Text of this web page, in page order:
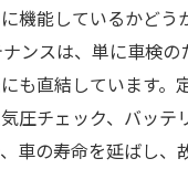
機能しているかどう
ンスは、単に車検の
も直結しています。
圧チェック、バッテ
車の寿命を延ばし、